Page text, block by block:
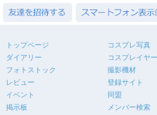
トップページ
ダイアリー
フォトストック
レビュー
イベント
掲示板
コスプレ写真
コスプレイヤー
撮影機材
登録サイト
同盟
メンバー検索